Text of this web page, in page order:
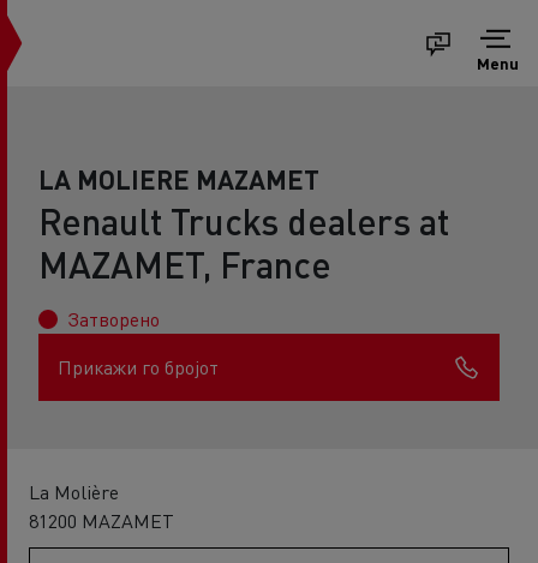
Menu
LA MOLIERE MAZAMET
Renault Trucks dealers at
MAZAMET, France
Затворено
Прикажи го бројот
La Molière
81200 MAZAMET